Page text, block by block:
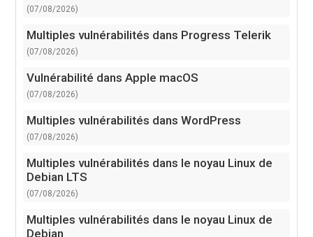
(07/08/2026)
Multiples vulnérabilités dans Progress Telerik
(07/08/2026)
Vulnérabilité dans Apple macOS
(07/08/2026)
Multiples vulnérabilités dans WordPress
(07/08/2026)
Multiples vulnérabilités dans le noyau Linux de
Debian LTS
(07/08/2026)
Multiples vulnérabilités dans le noyau Linux de
Debian